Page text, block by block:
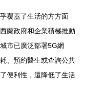
覆蓋了生活的方方面
蘭政府和企業積極推動
市已廣泛部署5G網
、預約醫生或查詢公共
便利性，還降低了生活